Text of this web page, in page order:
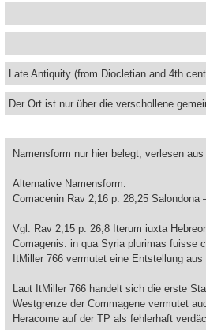
Late Antiquity (from Diocletian and 4th
Der Ort ist nur über die verschollene
Namensform nur hier belegt, verlesen aus
Alternative Namensform:
Comacenin Rav 2,16 p. 28,25 Salondona
Vgl. Rav 2,15 p. 26,8 Iterum iuxta
Comagenis. in qua Syria plurimas fuisse
ItMiller 766 vermutet eine Entstellung
Laut ItMiller 766 handelt sich die erste
Westgrenze der Commagene vermutet
Heracome auf der TP als fehlerhaft